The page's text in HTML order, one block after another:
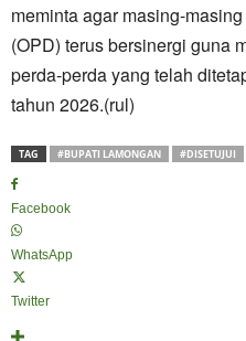
meminta agar masing-
(OPD) terus bersinergi guna
perda-perda yang telah
tahun 2026.(rul)
TAG #BUPATI LAMONGAN #DISETUJUI
Facebook
WhatsApp
Twitter